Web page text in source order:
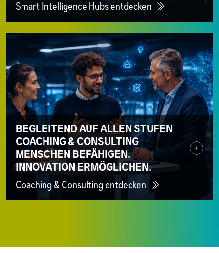
Smart Intelligence Hubs entdecken
BEGLEITEND AUF ALLEN STUFEN
COACHING & CONSULTING
MENSCHEN BEFÄHIGEN.
INNOVATION ERMÖGLICHEN.
+
Coaching & Consulting entdecken